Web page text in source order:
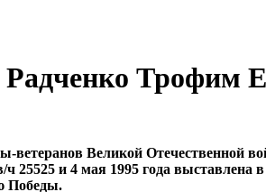
Трофим
Великой Отечественной
25525 и 4 мая 1995 года
Победы.